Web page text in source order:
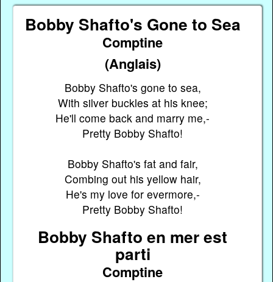
Bobby Shafto's Gone to Sea
Comptine
(Anglais)
Bobby Shafto's gone to sea,
With silver buckles at his knee;
He'll come back and marry me,-
Pretty Bobby Shafto!
Bobby Shafto's fat and fair,
Combing out his yellow hair,
He's my love for evermore,-
Pretty Bobby Shafto!
Bobby Shafto en mer est
parti
Comptine